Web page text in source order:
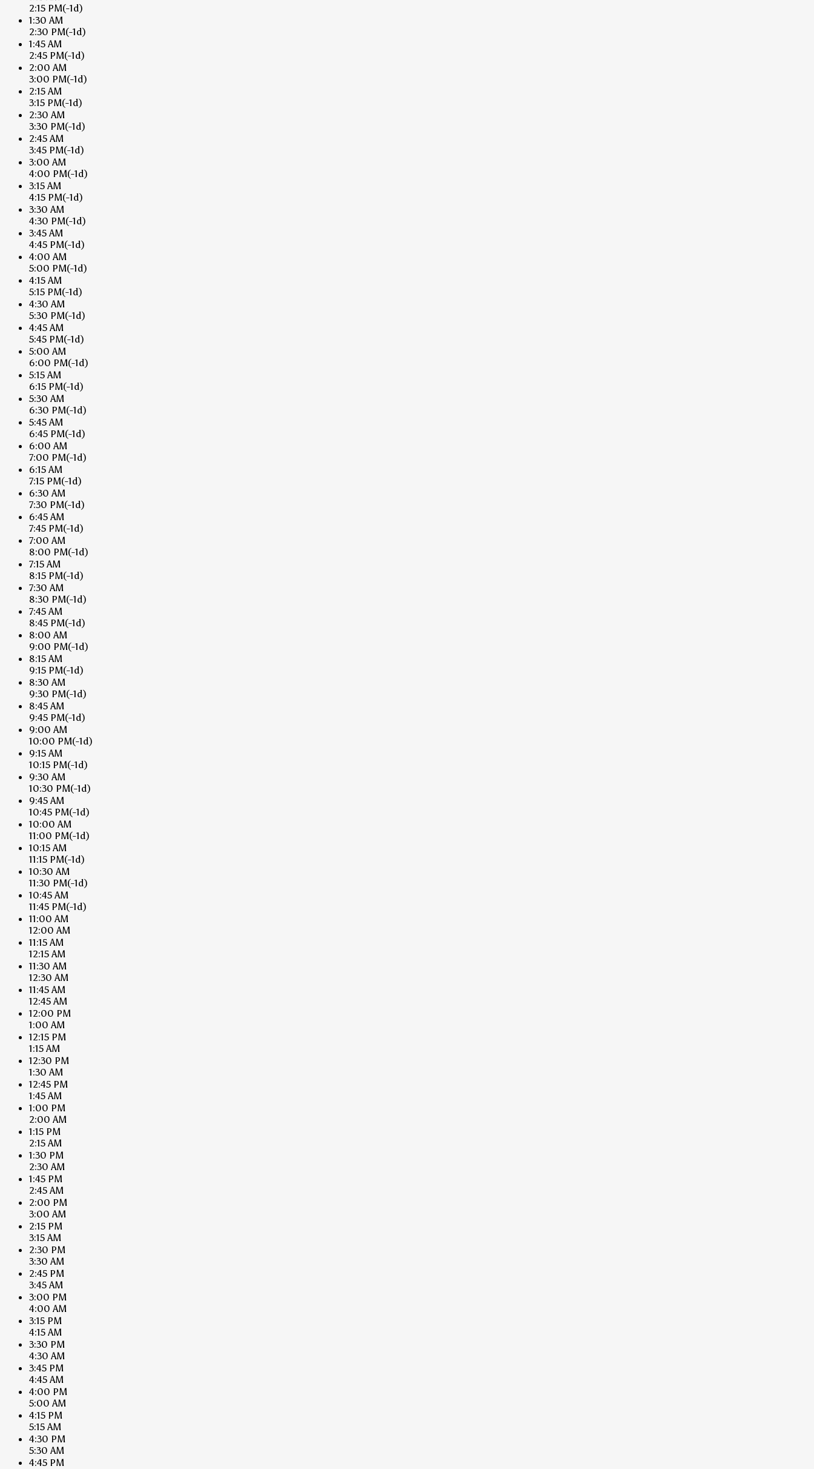
2:15 PM(-1d)
1:30 AM
2:30 PM(-1d)
1:45 AM
2:45 PM(-1d)
2:00 AM
3:00 PM(-1d)
2:15 AM
3:15 PM(-1d)
2:30 AM
3:30 PM(-1d)
2:45 AM
3:45 PM(-1d)
3:00 AM
4:00 PM(-1d)
3:15 AM
4:15 PM(-1d)
3:30 AM
4:30 PM(-1d)
3:45 AM
4:45 PM(-1d)
4:00 AM
5:00 PM(-1d)
4:15 AM
5:15 PM(-1d)
4:30 AM
5:30 PM(-1d)
4:45 AM
5:45 PM(-1d)
5:00 AM
6:00 PM(-1d)
5:15 AM
6:15 PM(-1d)
5:30 AM
6:30 PM(-1d)
5:45 AM
6:45 PM(-1d)
6:00 AM
7:00 PM(-1d)
6:15 AM
7:15 PM(-1d)
6:30 AM
7:30 PM(-1d)
6:45 AM
7:45 PM(-1d)
7:00 AM
8:00 PM(-1d)
7:15 AM
8:15 PM(-1d)
7:30 AM
8:30 PM(-1d)
7:45 AM
8:45 PM(-1d)
8:00 AM
9:00 PM(-1d)
8:15 AM
9:15 PM(-1d)
8:30 AM
9:30 PM(-1d)
8:45 AM
9:45 PM(-1d)
9:00 AM
10:00 PM(-1d)
9:15 AM
10:15 PM(-1d)
9:30 AM
10:30 PM(-1d)
9:45 AM
10:45 PM(-1d)
10:00 AM
11:00 PM(-1d)
10:15 AM
11:15 PM(-1d)
10:30 AM
11:30 PM(-1d)
10:45 AM
11:45 PM(-1d)
11:00 AM
12:00 AM
11:15 AM
12:15 AM
11:30 AM
12:30 AM
11:45 AM
12:45 AM
12:00 PM
1:00 AM
12:15 PM
1:15 AM
12:30 PM
1:30 AM
12:45 PM
1:45 AM
1:00 PM
2:00 AM
1:15 PM
2:15 AM
1:30 PM
2:30 AM
1:45 PM
2:45 AM
2:00 PM
3:00 AM
2:15 PM
3:15 AM
2:30 PM
3:30 AM
2:45 PM
3:45 AM
3:00 PM
4:00 AM
3:15 PM
4:15 AM
3:30 PM
4:30 AM
3:45 PM
4:45 AM
4:00 PM
5:00 AM
4:15 PM
5:15 AM
4:30 PM
5:30 AM
4:45 PM